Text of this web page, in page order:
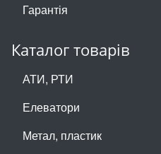
Гарантія
Каталог товарів
АТИ, РТИ
Елеватори
Метал, пластик